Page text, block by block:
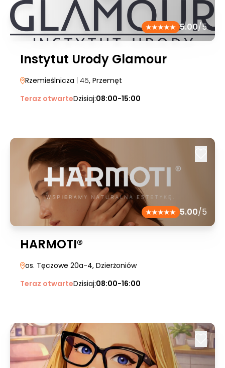
5.00/5
Instytut Urody Glamour
Rzemieślnicza | 45, Przemęt
Teraz otwarteDzisiaj:08:00-15:00
5.00/5
HARMOTI®
os. Tęczowe 20a-4, Dzierżoniów
Teraz otwarteDzisiaj:08:00-16:00